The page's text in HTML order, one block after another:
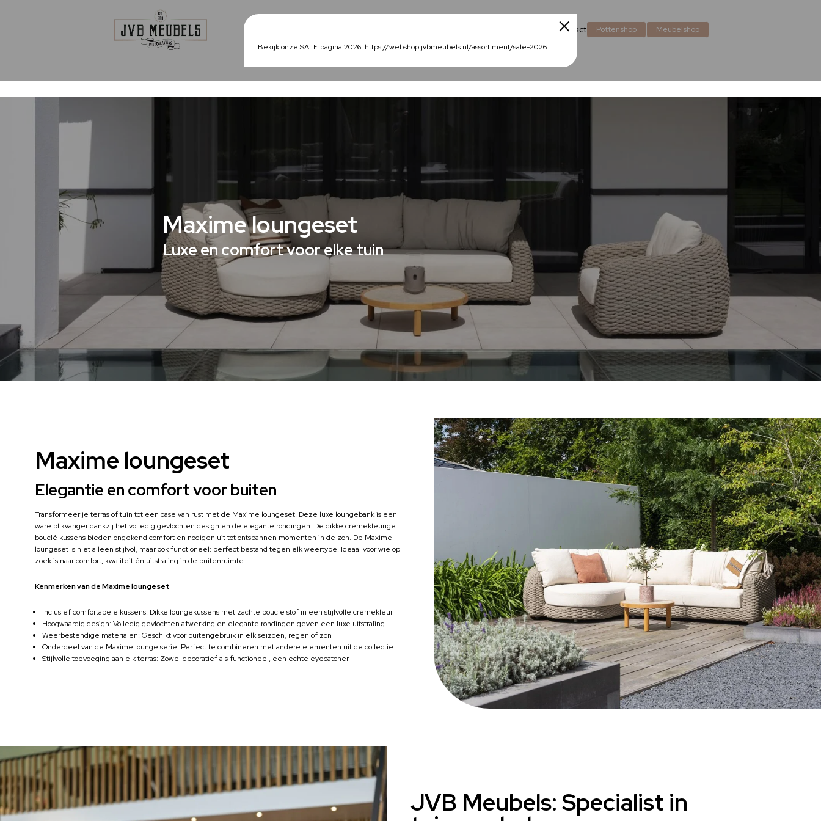
Contact Pottenshop Meubelshop
Maxime loungeset
Luxe en comfort voor elke tuin
Maxime loungeset
Elegantie en comfort voor buiten
Transformeer je terras of tuin tot een oase van rust met de Maxime loungeset. Deze luxe loungebank is een
ware blikvanger dankzij het volledig gevlochten design en de elegante rondingen. De dikke crèmekleurige
bouclé kussens bieden ongekend comfort en nodigen uit tot ontspannen momenten in de zon. De Maxime
loungeset is niet alleen stijlvol, maar ook functioneel: perfect bestand tegen elk weertype. Ideaal voor wie op
zoek is naar comfort, kwaliteit én uitstraling in de buitenruimte.
Kenmerken van de Maxime loungeset
Inclusief comfortabele kussens: Dikke loungekussens met zachte bouclé stof in een stijlvolle crèmekleur
Hoogwaardig design: Volledig gevlochten afwerking en elegante rondingen geven een luxe uitstraling
Weerbestendige materialen: Geschikt voor buitengebruik in elk seizoen, regen of zon
Onderdeel van de Maxime lounge serie: Perfect te combineren met andere elementen uit de collectie
Stijlvolle toevoeging aan elk terras: Zowel decoratief als functioneel, een echte eyecatcher
JVB Meubels: Specialist in
Bekijk onze SALE pagina 2026: https://webshop.jvbmeubels.nl/assortiment/sale-2026